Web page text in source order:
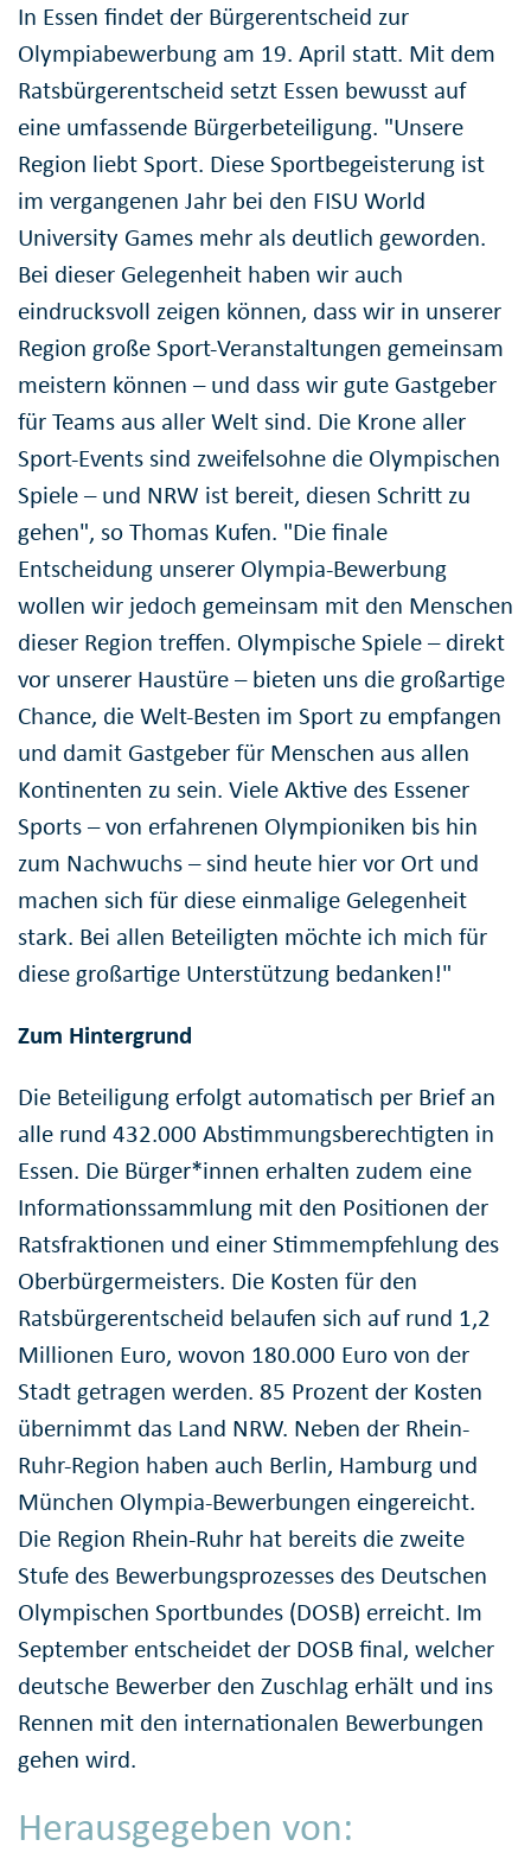
In Essen findet der Bürgerentscheid zur
Olympiabewerbung am 19. April statt. Mit dem
Ratsbürgerentscheid setzt Essen bewusst auf
eine umfassende Bürgerbeteiligung. "Unsere
Region liebt Sport. Diese Sportbegeisterung ist
im vergangenen Jahr bei den FISU World
University Games mehr als deutlich geworden.
Bei dieser Gelegenheit haben wir auch
eindrucksvoll zeigen können, dass wir in unserer
Region große Sport-Veranstaltungen gemeinsam
meistern können – und dass wir gute Gastgeber
für Teams aus aller Welt sind. Die Krone aller
Sport-Events sind zweifelsohne die Olympischen
Spiele – und NRW ist bereit, diesen Schritt zu
gehen", so Thomas Kufen. "Die finale
Entscheidung unserer Olympia-Bewerbung
wollen wir jedoch gemeinsam mit den Menschen
dieser Region treffen. Olympische Spiele – direkt
vor unserer Haustüre – bieten uns die großartige
Chance, die Welt-Besten im Sport zu empfangen
und damit Gastgeber für Menschen aus allen
Kontinenten zu sein. Viele Aktive des Essener
Sports – von erfahrenen Olympioniken bis hin
zum Nachwuchs – sind heute hier vor Ort und
machen sich für diese einmalige Gelegenheit
stark. Bei allen Beteiligten möchte ich mich für
diese großartige Unterstützung bedanken!"
Zum Hintergrund
Die Beteiligung erfolgt automatisch per Brief an
alle rund 432.000 Abstimmungsberechtigten in
Essen. Die Bürger*innen erhalten zudem eine
Informationssammlung mit den Positionen der
Ratsfraktionen und einer Stimmempfehlung des
Oberbürgermeisters. Die Kosten für den
Ratsbürgerentscheid belaufen sich auf rund 1,2
Millionen Euro, wovon 180.000 Euro von der
Stadt getragen werden. 85 Prozent der Kosten
übernimmt das Land NRW. Neben der Rhein-
Ruhr-Region haben auch Berlin, Hamburg und
München Olympia-Bewerbungen eingereicht.
Die Region Rhein-Ruhr hat bereits die zweite
Stufe des Bewerbungsprozesses des Deutschen
Olympischen Sportbundes (DOSB) erreicht. Im
September entscheidet der DOSB final, welcher
deutsche Bewerber den Zuschlag erhält und ins
Rennen mit den internationalen Bewerbungen
gehen wird.
Herausgegeben von: